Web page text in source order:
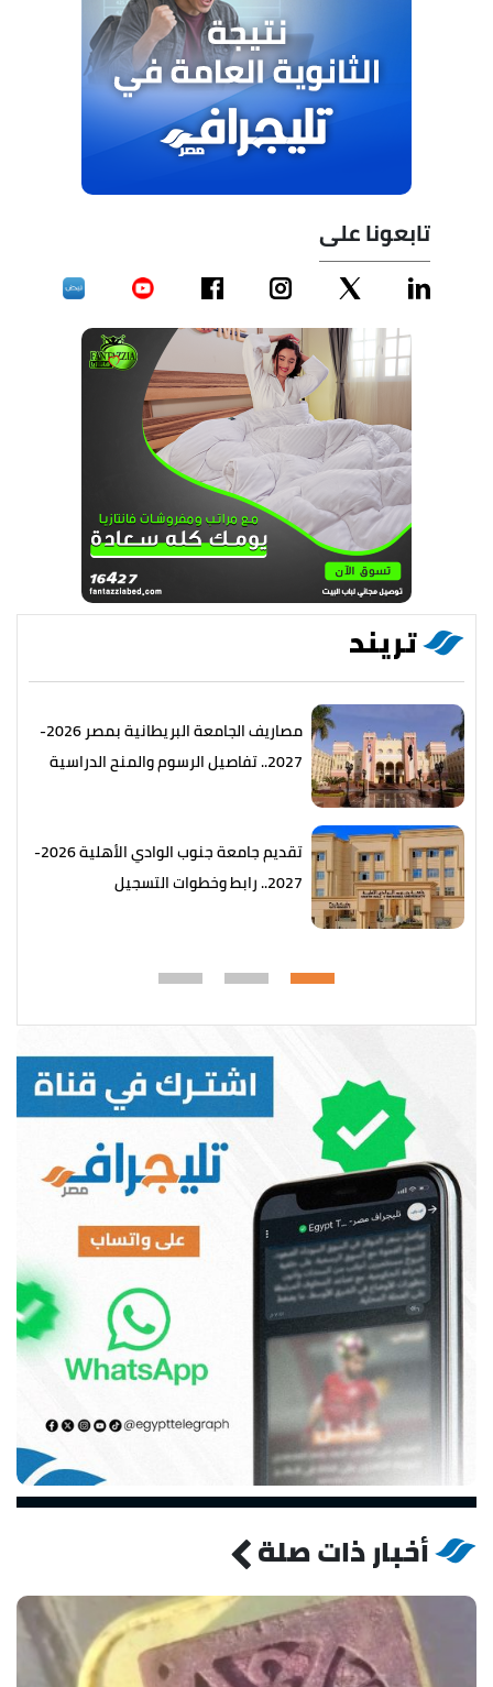
تابعونا على
تريند
مصاريف الجامعة البريطانية بمصر 2026-
2027.. تفاصيل الرسوم والمنح الدراسية
تقديم جامعة جنوب الوادي الأهلية 2026-
2027.. رابط وخطوات التسجيل
أخبار ذات صلة